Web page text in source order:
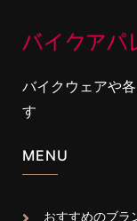
バイクウェアや
す
MENU
おすすめのブラ